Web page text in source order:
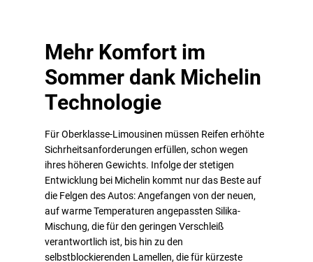
Mehr Komfort im
Sommer dank Michelin
Technologie
Für Oberklasse-Limousinen müssen Reifen erhöhte
Sichrheitsanforderungen erfüllen, schon wegen
ihres höheren Gewichts. Infolge der stetigen
Entwicklung bei Michelin kommt nur das Beste auf
die Felgen des Autos: Angefangen von der neuen,
auf warme Temperaturen angepassten Silika-
Mischung, die für den geringen Verschleiß
verantwortlich ist, bis hin zu den
selbstblockierenden Lamellen, die für kürzeste